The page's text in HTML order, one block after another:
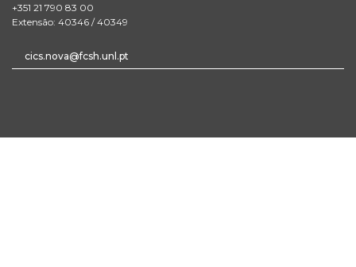
+351 21 790 83 00
Extensão: 40346 / 40349
cics.nova@fcsh.unl.pt